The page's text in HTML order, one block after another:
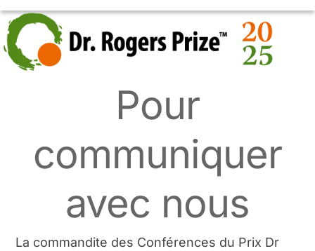
Skip
to
content
OPEN
MOBILE
MENU
CLOSE
MOBILE
MENU
Pour
communiquer
avec nous
La commandite des Conférences du Prix Dr